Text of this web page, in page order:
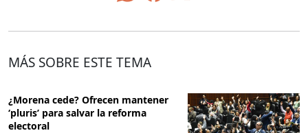
MÁS SOBRE ESTE TEMA
¿Morena cede? Ofrecen mantener
‘pluris’ para salvar la reforma
electoral